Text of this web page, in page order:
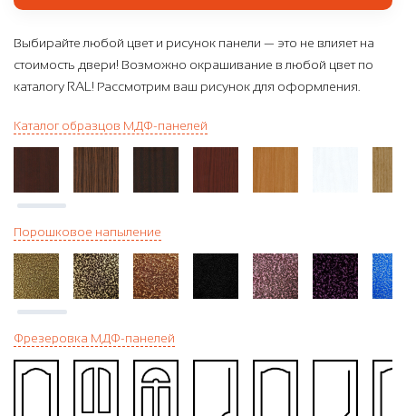
Выбирайте любой цвет и рисунок панели — это не влияет на
стоимость двери! Возможно окрашивание в любой цвет по
каталогу RAL! Рассмотрим ваш рисунок для оформления.
Каталог образцов МДФ-панелей
Порошковое напыление
Фрезеровка МДФ-панелей